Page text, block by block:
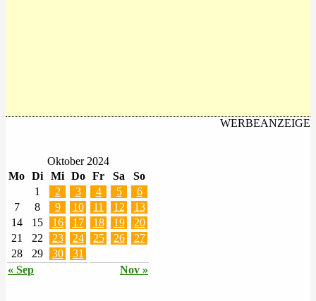
WERBEANZEIGE
Oktober 2024
Mo Di Mi Do Fr Sa So
« Sep Nov »
1 2 3 4 5
6
7
8 9 10 11 12
13
14
15 16 17 18 19
20
21
22 23 24 25 26
27
28
29 30 31